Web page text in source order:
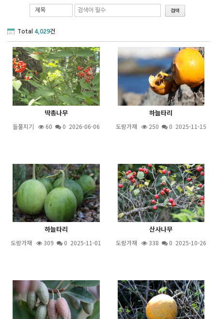
제목
Total 4,029건
딱총나무
들풀지기 60 0 2026-06-06
하늘타리
도랑가재 250 0 2025-11-15
하늘타리
도랑가재 309 0 2025-11-01
산사나무
도랑가재 338 0 2025-10-26